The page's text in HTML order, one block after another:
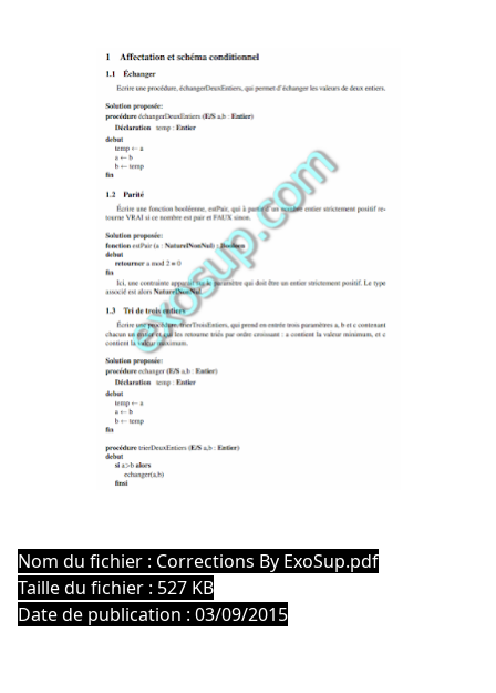
Nom du fichier : Corrections By ExoSup.pdf
Taille du fichier : 527 KB
Date de publication : 03/09/2015